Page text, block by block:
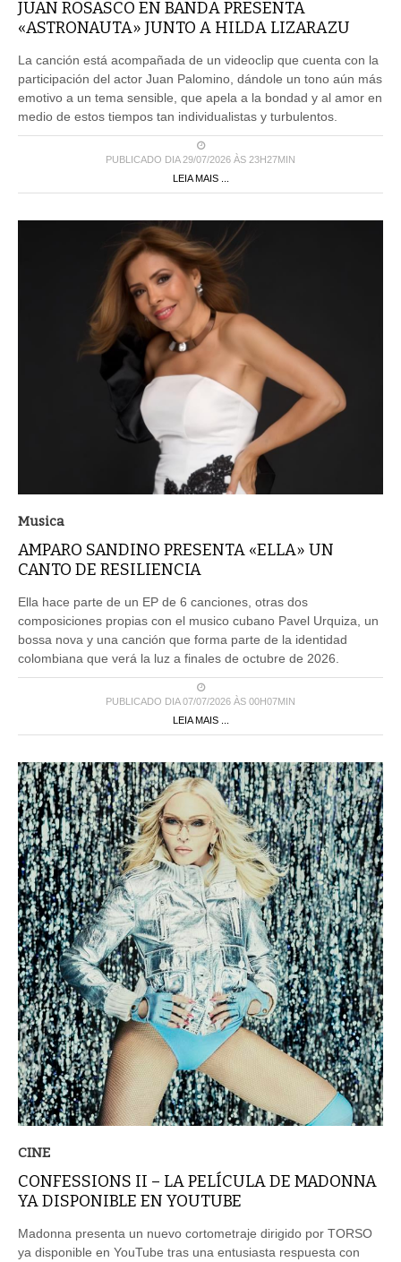
«ASTRONAUTA» JUNTO A HILDA LIZARAZU
participación del actor Juan Palomino, dándole un tono aún más
emotivo a un tema sensible, que apela a la bondad y al amor en
medio de estos tiempos tan individualistas y turbulentos.
PUBLICADO DIA 29/07/2026 ÀS 23H27MIN
LEIA MAIS ...
AMPARO SANDINO PRESENTA «ELLA» UN
CANTO DE RESILIENCIA
composiciones propias con el musico cubano Pavel Urquiza, un
bossa nova y una canción que forma parte de la identidad
colombiana que verá la luz a finales de octubre de 2026.
PUBLICADO DIA 07/07/2026 ÀS 00H07MIN
LEIA MAIS ...
CONFESSIONS II – LA PELÍCULA DE MADONNA
YA DISPONIBLE EN YOUTUBE
ya disponible en YouTube tras una entusiasta respuesta con
múltiples ovaciones durante el estreno de la semana pasada en